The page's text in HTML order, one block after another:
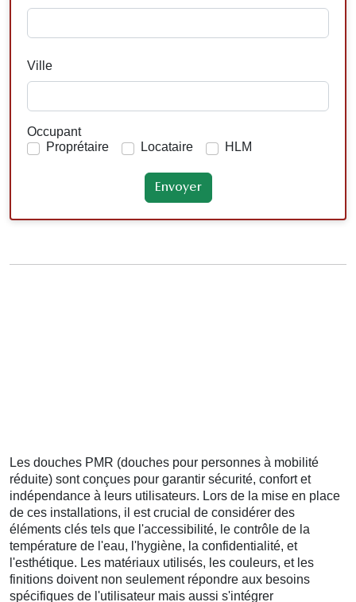
Ville
Occupant
Proprétaire
Locataire HLM
Les douches PMR (douches pour personnes à mobilité
réduite) sont conçues pour garantir sécurité, confort et
indépendance à leurs utilisateurs. Lors de la mise en place
de ces installations, il est crucial de considérer des
éléments clés tels que l'accessibilité, le contrôle de la
température de l'eau, l'hygiène, la confidentialité, et
l'esthétique. Les matériaux utilisés, les couleurs, et les
finitions doivent non seulement répondre aux besoins
spécifiques de l'utilisateur mais aussi s'intégrer